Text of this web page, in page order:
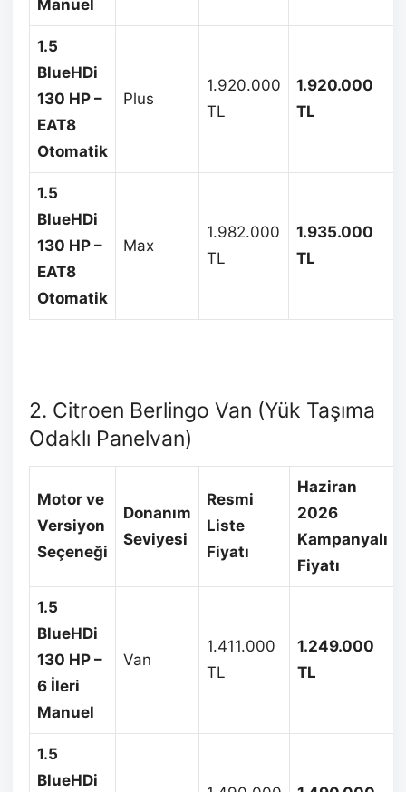
Manuel
1.5
BlueHDi
130 HP –
EAT8
Otomatik
Plus
1.920.000
TL
1.920.000
TL
1.5
BlueHDi
130 HP –
EAT8
Otomatik
Max
1.982.000
TL
1.935.000
TL
2. Citroen Berlingo Van (Yük Taşıma
Odaklı Panelvan)
Motor ve
Versiyon
Seçeneği
Donanım
Seviyesi
Resmi
Liste
Fiyatı
Haziran
2026
Kampanyalı
Fiyatı
1.5
BlueHDi
130 HP –
6 İleri
Manuel
Van
1.411.000
TL
1.249.000
TL
1.5
BlueHDi